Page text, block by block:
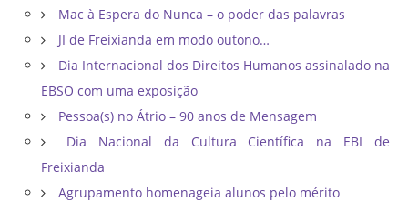
Mac à Espera do Nunca – o poder das palavras
JI de Freixianda em modo outono…
Dia Internacional dos Direitos Humanos assinalado na
EBSO com uma exposição
Pessoa(s) no Átrio – 90 anos de Mensagem
Dia Nacional da Cultura Científica na EBI de
Freixianda
Agrupamento homenageia alunos pelo mérito